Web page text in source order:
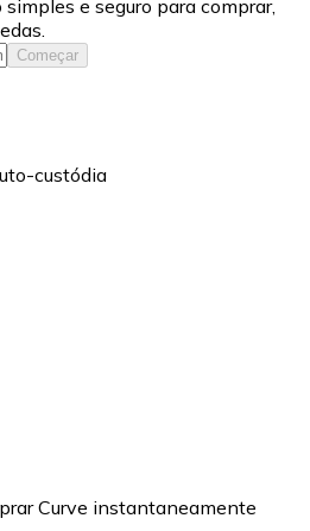
e seguro para comprar,
Começar
custódia
Curve instantaneamente